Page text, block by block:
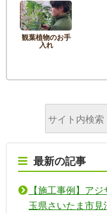
観葉植物のお手
入れ
最新の記事
【施工事例】ア
玉県さいたま市